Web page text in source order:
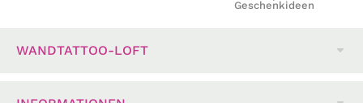
Geschenkideen
WANDTATTOO-LOFT